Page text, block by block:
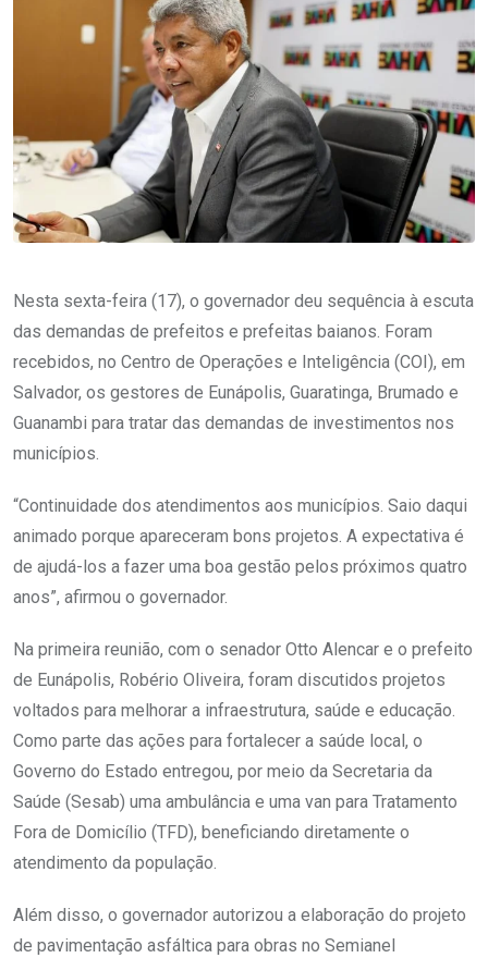
Nesta sexta-feira (17), o governador deu sequência à escuta
das demandas de prefeitos e prefeitas baianos. Foram
recebidos, no Centro de Operações e Inteligência (COI), em
Salvador, os gestores de Eunápolis, Guaratinga, Brumado e
Guanambi para tratar das demandas de investimentos nos
municípios.
“Continuidade dos atendimentos aos municípios. Saio daqui
animado porque apareceram bons projetos. A expectativa é
de ajudá-los a fazer uma boa gestão pelos próximos quatro
anos”, afirmou o governador.
Na primeira reunião, com o senador Otto Alencar e o prefeito
de Eunápolis, Robério Oliveira, foram discutidos projetos
voltados para melhorar a infraestrutura, saúde e educação.
Como parte das ações para fortalecer a saúde local, o
Governo do Estado entregou, por meio da Secretaria da
Saúde (Sesab) uma ambulância e uma van para Tratamento
Fora de Domicílio (TFD), beneficiando diretamente o
atendimento da população.
Além disso, o governador autorizou a elaboração do projeto
de pavimentação asfáltica para obras no Semianel